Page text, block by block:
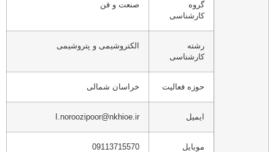
گروه
کارشناسی
صنعت و فن
رشته
کارشناسی
الکتروشیمی و پتروشیمی
حوزه فعالیت خراسان شمالی
ایمیل I.noroozipoor@nkhioe.ir
موبایل 09113715570